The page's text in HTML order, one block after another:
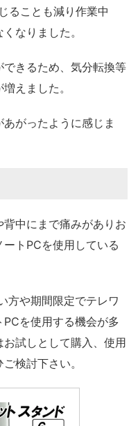
ることも減り作業中
なりました。
きるため、気分転換等
えました。
がったように感じま
中にまで痛みがありお
トPCを使用している
方や期間限定でテレワ
を使用する機会が多
試しとして購入、使用
検討下さい。